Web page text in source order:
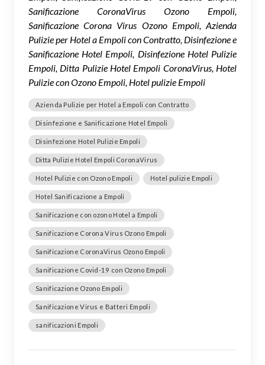
Sanificazione CoronaVirus Ozono Empoli,
Sanificazione Corona Virus Ozono Empoli, Azienda
Pulizie per Hotel a Empoli con Contratto, Disinfezione e
Sanificazione Hotel Empoli, Disinfezione Hotel Pulizie
Empoli, Ditta Pulizie Hotel Empoli CoronaVirus, Hotel
Pulizie con Ozono Empoli, Hotel pulizie Empoli
Azienda Pulizie per Hotel a Empoli con Contratto
Disinfezione e Sanificazione Hotel Empoli
Disinfezione Hotel Pulizie Empoli
Ditta Pulizie Hotel Empoli CoronaVirus
Hotel Pulizie con Ozono Empoli Hotel pulizie Empoli
Hotel Sanificazione a Empoli
Sanificazione con ozono Hotel a Empoli
Sanificazione Corona Virus Ozono Empoli
Sanificazione CoronaVirus Ozono Empoli
Sanificazione Covid-19 con Ozono Empoli
Sanificazione Ozono Empoli
Sanificazione Virus e Batteri Empoli
sanificazioni Empoli